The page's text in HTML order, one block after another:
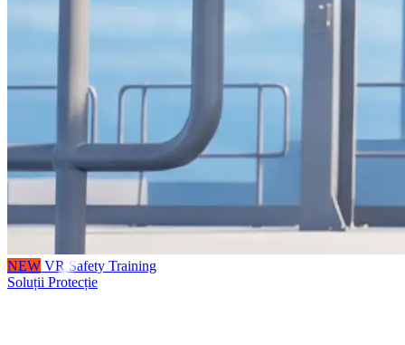
NEW VR Safety Training
Soluții Protecție